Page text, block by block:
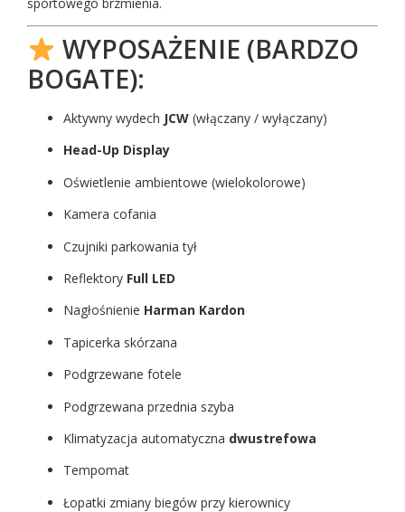
WYPOSAŻENIE (BARDZO
BOGATE):
Aktywny wydech JCW (włączany / wyłączany)
Head-Up Display
Oświetlenie ambientowe (wielokolorowe)
Kamera cofania
Czujniki parkowania tył
Reflektory Full LED
Nagłośnienie Harman Kardon
Tapicerka skórzana
Podgrzewane fotele
Podgrzewana przednia szyba
Klimatyzacja automatyczna dwustrefowa
Tempomat
Łopatki zmiany biegów przy kierownicy